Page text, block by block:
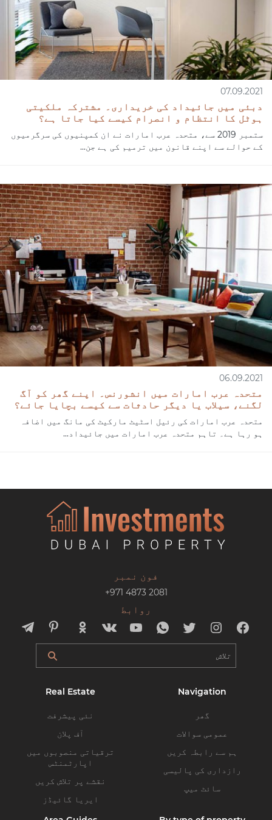
07.09.2021
دبئی میں جائیداد کی خریداری۔ مشترکہ ملکیتی
ہوٹل کا انتظام و انصرام کیسے کیا جاتا ہے؟
ستمبر 2019 سے، متحدہ عرب امارات نے ان کمپنیوں کی سرگرمیوں
کے حوالے سے اپنے قانون میں ترمیم کی ہے جن...
06.09.2021
متحدہ عرب امارات میں انشورنس۔ اپنے گھر کو آگ
لگنے، سیلاب یا دیگر حادثات سے کیسے بچایا جائے؟
متحدہ عرب امارات کی رئیل اسٹیٹ مارکیٹ کی مانگ میں اضافہ
ہو رہا ہے۔ تاہم متحدہ عرب امارات میں جائیداد...
فون نمبر
+971 4873 2081
روابط
Navigation
گھر
عمومی سوالات
ہم سے رابطہ کریں
رازداری کی پالیسی
سائٹ میپ
Real Estate
نئی پیشرفت
آف پلان
ترقیاتی منصوبوں میں
اپارٹمنٹس
نقشے پر تلاش کریں
ایریا گائیڈز